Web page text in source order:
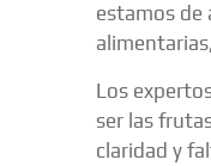
estamos de
Los
ser las
claridad y